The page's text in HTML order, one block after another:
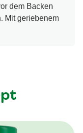
dem Backen
Mit geriebenem